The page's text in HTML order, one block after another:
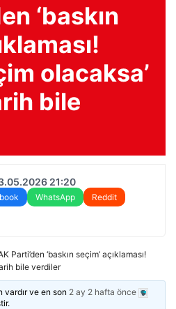
‘baskın
olacaksa’
bile
21:20
WhatsApp
Reddit
Parti’den ‘baskın seçim’ açıklaması!
bile verdiler
vardır ve en son 2 ay 2 hafta önce